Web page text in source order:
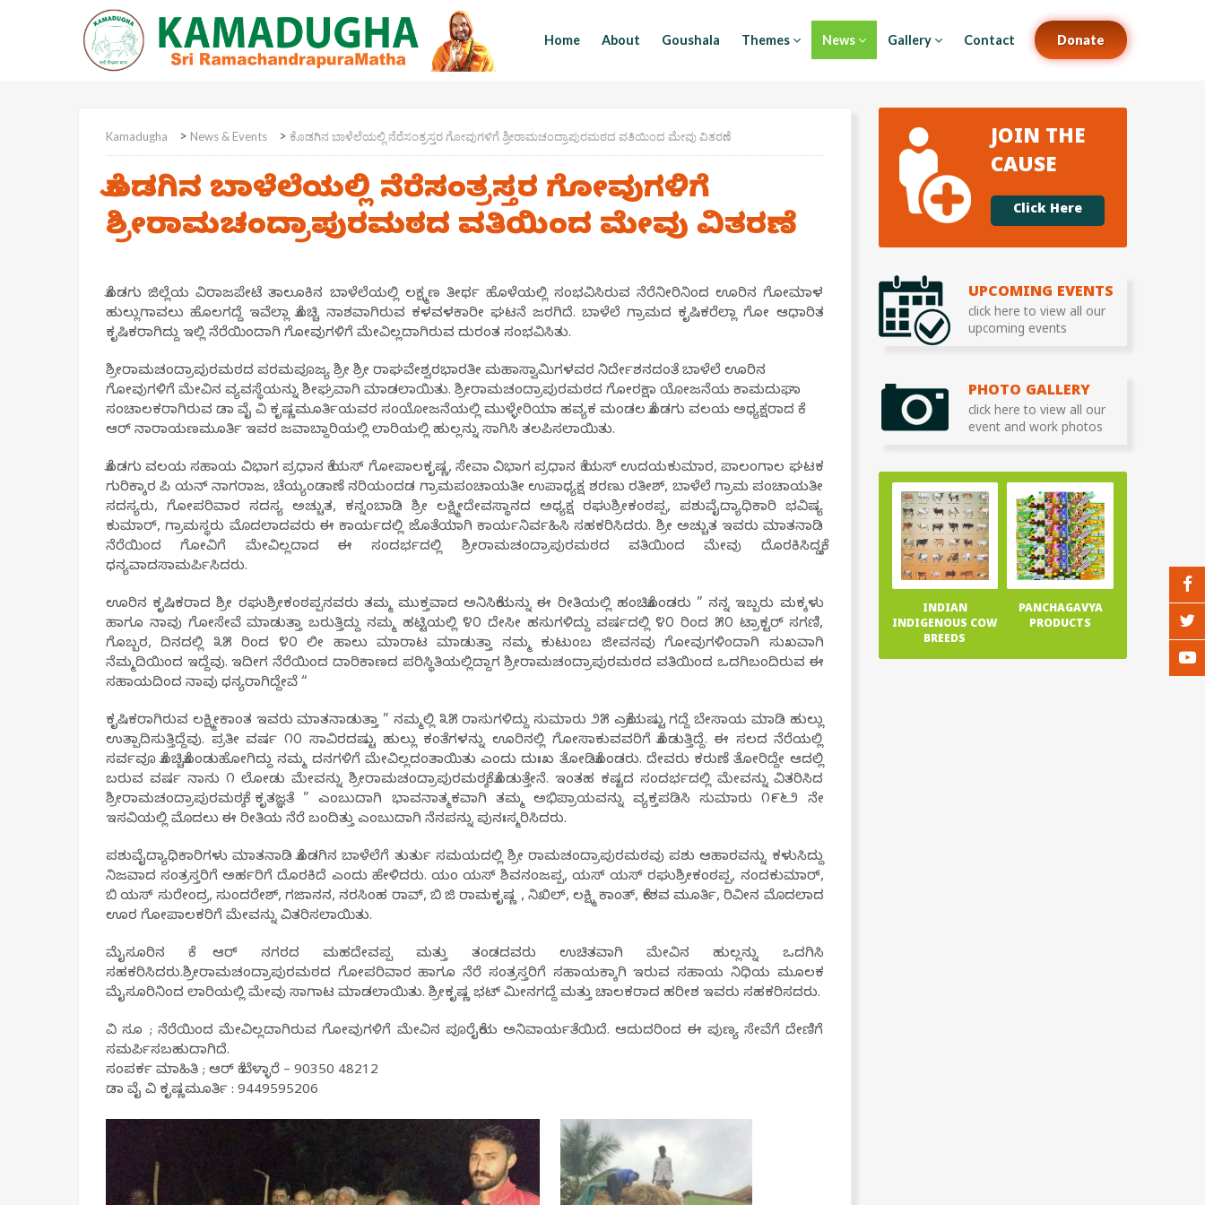
Home About Goushala Themes News Gallery Contact Donate
Kamadugha > News & Events > ಕೊಡಗಿನ ಬಾಳೆಲೆಯಲ್ಲಿ ನೆರೆಸಂತ್ರಸ್ತರ ಗೋವುಗಳಿಗೆ ಶ್ರೀರಾಮಚಂದ್ರಾಪುರಮಠದ ವತಿಯಿಂದ ಮೇವು ವಿತರಣೆ
ಕೊಡಗಿನ ಬಾಳೆಲೆಯಲ್ಲಿ ನೆರೆಸಂತ್ರಸ್ತರ ಗೋವುಗಳಿಗೆ
ಶ್ರೀರಾಮಚಂದ್ರಾಪುರಮಠದ ವತಿಯಿಂದ ಮೇವು ವಿತರಣೆ
ಕೊಡಗು ಜಿಲ್ಲೆಯ ವಿರಾಜಪೇಟೆ ತಾಲೂಕಿನ ಬಾಳೆಲೆಯಲ್ಲಿ ಲಕ್ಷ್ಮಣ ತೀರ್ಥ ಹೊಳೆಯಲ್ಲಿ ಸಂಭವಿಸಿರುವ ನೆರೆನೀರಿನಿಂದ ಊರಿನ ಗೋಮಾಳ
ಹುಲ್ಲುಗಾವಲು ಹೊಲಗದ್ದೆ ಇವೆಲ್ಲಾ ಕೊಚ್ಚಿ ನಾಶವಾಗಿರುವ ಕಳವಳಕಾರೀ ಘಟನೆ ಜರಗಿದೆ. ಬಾಳೆಲೆ ಗ್ರಾಮದ ಕೃಷಿಕರೆಲ್ಲಾ ಗೋ ಆಧಾರಿತ
ಕೃಷಿಕರಾಗಿದ್ದು ಇಲ್ಲಿ ನೆರೆಯಿಂದಾಗಿ ಗೋವುಗಳಿಗೆ ಮೇವಿಲ್ಲದಾಗಿರುವ ದುರಂತ ಸಂಭವಿಸಿತು.
ಶ್ರೀರಾಮಚಂದ್ರಾಪುರಮಠದ ಪರಮಪೂಜ್ಯ ಶ್ರೀ ಶ್ರೀ ರಾಘವೇಶ್ವರಭಾರತೀ ಮಹಾಸ್ವಾಮಿಗಳವರ ನಿರ್ದೇಶನದಂತೆ ಬಾಳೆಲೆ ಊರಿನ
ಗೋವುಗಳಿಗೆ ಮೇವಿನ ವ್ಯವಸ್ಥೆಯನ್ನು ಶೀಘ್ರವಾಗಿ ಮಾಡಲಾಯಿತು. ಶ್ರೀರಾಮಚಂದ್ರಾಪುರಮಠದ ಗೋರಕ್ಷಾ ಯೋಜನೆಯ ಕಾಮದುಘಾ
ಸಂಚಾಲಕರಾಗಿರುವ ಡಾ ವೈ ವಿ ಕೃಷ್ಣಮೂರ್ತಿಯವರ ಸಂಯೋಜನೆಯಲ್ಲಿ ಮುಳ್ಳೇರಿಯಾ ಹವ್ಯಕ ಮಂಡಲ ಕೊಡಗು ವಲಯ ಅಧ್ಯಕ್ಷರಾದ ಕೆ
ಆರ್ ನಾರಾಯಣಮೂರ್ತಿ ಇವರ ಜವಾಬ್ದಾರಿಯಲ್ಲಿ ಲಾರಿಯಲ್ಲಿ ಹುಲ್ಲನ್ನು ಸಾಗಿಸಿ ತಲಪಿಸಲಾಯಿತು.
ಕೊಡಗು ವಲಯ ಸಹಾಯ ವಿಭಾಗ ಪ್ರಧಾನ ಕೆ ಯಸ್ ಗೋಪಾಲಕೃಷ್ಣ, ಸೇವಾ ವಿಭಾಗ ಪ್ರಧಾನ ಕೆ ಯಸ್ ಉದಯಕುಮಾರ, ಪಾಲಂಗಾಲ ಘಟಕ
ಗುರಿಕ್ಕಾರ ಪಿ ಯನ್ ನಾಗರಾಜ, ಚೆಯ್ಯಂಡಾಣೆ ನರಿಯಂದಡ ಗ್ರಾಮಪಂಚಾಯತೀ ಉಪಾಧ್ಯಕ್ಷ ಶರಣು ರತೀಶ್, ಬಾಳೆಲೆ ಗ್ರಾಮ ಪಂಚಾಯತೀ
ಸದಸ್ಯರು, ಗೋಪರಿವಾರ ಸದಸ್ಯ ಅಚ್ಚುತ, ಕನ್ನಂಬಾಡಿ ಶ್ರೀ ಲಕ್ಷ್ಮೀದೇವಸ್ಥಾನದ ಅಧ್ಯಕ್ಷ ರಘುಶ್ರೀಕಂಠಪ್ಪ, ಪಶುವೈದ್ಯಾಧಿಕಾರಿ ಭವಿಷ್ಯ
ಕುಮಾರ್, ಗ್ರಾಮಸ್ಥರು ಮೊದಲಾದವರು ಈ ಕಾರ್ಯದಲ್ಲಿ ಜೊತೆಯಾಗಿ ಕಾರ್ಯನಿರ್ವಹಿಸಿ ಸಹಕರಿಸಿದರು. ಶ್ರೀ ಅಚ್ಚುತ ಇವರು ಮಾತನಾಡಿ
ನೆರೆಯಿಂದ ಗೋವಿಗೆ ಮೇವಿಲ್ಲದಾದ ಈ ಸಂದರ್ಭದಲ್ಲಿ ಶ್ರೀರಾಮಚಂದ್ರಾಪುರಮಠದ ವತಿಯಿಂದ ಮೇವು ದೊರಕಿಸಿದ್ದಕ್ಕೆ
ಧನ್ಯವಾದಸಾಮರ್ಪಿಸಿದರು.
ಊರಿನ ಕೃಷಿಕರಾದ ಶ್ರೀ ರಘುಶ್ರೀಕಂಠಪ್ಪನವರು ತಮ್ಮ ಮುಕ್ತವಾದ ಅನಿಸಿಕೆಯನ್ನು ಈ ರೀತಿಯಲ್ಲಿ ಹಂಚಿಕೊಂಡರು ” ನನ್ನ ಇಬ್ಬರು ಮಕ್ಕಳು
ಹಾಗೂ ನಾವು ಗೋಸೇವೆ ಮಾಡುತ್ತಾ ಬರುತ್ತಿದ್ದು ನಮ್ಮ ಹಟ್ಟಿಯಲ್ಲಿ ೪೦ ದೇಸೀ ಹಸುಗಳಿದ್ದು ವರ್ಷದಲ್ಲಿ ೪೦ ರಿಂದ ೫೦ ಟ್ರಾಕ್ಟರ್ ಸಗಣಿ,
ಗೊಬ್ಬರ, ದಿನದಲ್ಲಿ ೩೫ ರಿಂದ ೪೦ ಲೀ ಹಾಲು ಮಾರಾಟ ಮಾಡುತ್ತಾ ನಮ್ಮ ಕುಟುಂಬ ಜೀವನವು ಗೋವುಗಳಿಂದಾಗಿ ಸುಖವಾಗಿ
ನೆಮ್ಮದಿಯಿಂದ ಇದ್ದೆವು. ಇದೀಗ ನೆರೆಯಿಂದ ದಾರಿಕಾಣದ ಪರಿಸ್ಥಿತಿಯಲ್ಲಿದ್ದಾಗ ಶ್ರೀರಾಮಚಂದ್ರಾಪುರಮಠದ ವತಿಯಿಂದ ಒದಗಿಬಂದಿರುವ ಈ
ಸಹಾಯದಿಂದ ನಾವು ಧನ್ಯರಾಗಿದ್ದೇವೆ “
ಕೃಷಿಕರಾಗಿರುವ ಲಕ್ಷ್ಮೀಕಾಂತ ಇವರು ಮಾತನಾಡುತ್ತಾ ” ನಮ್ಮಲ್ಲಿ ೩೫ ರಾಸುಗಳಿದ್ದು ಸುಮಾರು ೨೫ ಎಕ್ರೆಯಷ್ಟು ಗದ್ದೆ ಬೇಸಾಯ ಮಾಡಿ ಹುಲ್ಲು
ಉತ್ಪಾದಿಸುತ್ತಿದ್ದೆವು. ಪ್ರತೀ ವರ್ಷ ೧೦ ಸಾವಿರದಷ್ಟು ಹುಲ್ಲು ಕಂತೆಗಳನ್ನು ಊರಿನಲ್ಲಿ ಗೋಸಾಕುವವರಿಗೆ ಕೊಡುತ್ತಿದ್ದೆ. ಈ ಸಲದ ನೆರೆಯಲ್ಲಿ
ಸರ್ವವೂ ಕೊಚ್ಚಿಕೊಂಡುಹೋಗಿದ್ದು ನಮ್ಮ ದನಗಳಿಗೆ ಮೇವಿಲ್ಲದಂತಾಯಿತು ಎಂದು ದುಃಖ ತೋಡಿಕೊಂಡರು. ದೇವರು ಕರುಣೆ ತೋರಿದ್ದೇ ಆದಲ್ಲಿ
ಬರುವ ವರ್ಷ ನಾನು ೧ ಲೋಡು ಮೇವನ್ನು ಶ್ರೀರಾಮಚಂದ್ರಾಪುರಮಠಕ್ಕೆ ಕೊಡುತ್ತೇನೆ. ಇಂತಹ ಕಷ್ಟದ ಸಂದರ್ಭದಲ್ಲಿ ಮೇವನ್ನು ವಿತರಿಸಿದ
ಶ್ರೀರಾಮಚಂದ್ರಾಪುರಮಠಕ್ಕೆ ಕೃತಜ್ಞತೆ ” ಎಂಬುದಾಗಿ ಭಾವನಾತ್ಮಕವಾಗಿ ತಮ್ಮ ಅಭಿಪ್ರಾಯವನ್ನು ವ್ಯಕ್ತಪಡಿಸಿ ಸುಮಾರು ೧೯೬೨ ನೇ
ಇಸವಿಯಲ್ಲಿ ಮೊದಲು ಈ ರೀತಿಯ ನೆರೆ ಬಂದಿತ್ತು ಎಂಬುದಾಗಿ ನೆನಪನ್ನು ಪುನಃಸ್ಮರಿಸಿದರು.
ಪಶುವೈದ್ಯಾಧಿಕಾರಿಗಳು ಮಾತನಾಡಿ ಕೊಡಗಿನ ಬಾಳೆಲೆಗೆ ತುರ್ತು ಸಮಯದಲ್ಲಿ ಶ್ರೀ ರಾಮಚಂದ್ರಾಪುರಮಠವು ಪಶು ಆಹಾರವನ್ನು ಕಳುಸಿದ್ದು
ನಿಜವಾದ ಸಂತ್ರಸ್ತರಿಗೆ ಅರ್ಹರಿಗೆ ದೊರಕಿದೆ ಎಂದು ಹೇಳಿದರು. ಯಂ ಯಸ್ ಶಿವನಂಜಪ್ಪ, ಯಸ್ ಯಸ್ ರಘುಶ್ರೀಕಂಠಪ್ಪ, ನಂದಕುಮಾರ್,
ಬಿ ಯಸ್ ಸುರೇಂದ್ರ, ಸುಂದರೇಶ್, ಗಜಾನನ, ನರಸಿಂಹ ರಾವ್, ಬಿ ಜಿ ರಾಮಕೃಷ್ಣ , ನಿಖಿಲ್, ಲಕ್ಷ್ಮಿ ಕಾಂತ್, ಕೇಶವ ಮೂರ್ತಿ, ರಿವೀನ ಮೊದಲಾದ
ಊರ ಗೋಪಾಲಕರಿಗೆ ಮೇವನ್ನು ವಿತರಿಸಲಾಯಿತು.
ಮೈಸೂರಿನ ಕೆ ಆರ್ ನಗರದ ಮಹದೇವಪ್ಪ ಮತ್ತು ತಂಡದವರು ಉಚಿತವಾಗಿ ಮೇವಿನ ಹುಲ್ಲನ್ನು ಒದಗಿಸಿ
ಸಹಕರಿಸಿದರು.ಶ್ರೀರಾಮಚಂದ್ರಾಪುರಮಠದ ಗೋಪರಿವಾರ ಹಾಗೂ ನೆರೆ ಸಂತ್ರಸ್ತರಿಗೆ ಸಹಾಯಕ್ಕಾಗಿ ಇರುವ ಸಹಾಯ ನಿಧಿಯ ಮೂಲಕ‌
ಮೈಸೂರಿನಿಂದ ಲಾರಿಯಲ್ಲಿ ಮೇವು ಸಾಗಾಟ ಮಾಡಲಾಯಿತು. ಶ್ರೀಕೃಷ್ಣ ಭಟ್ ಮೀನಗದ್ದೆ ಮತ್ತು ಚಾಲಕರಾದ ಹರೀಶ ಇವರು ಸಹಕರಿಸದರು.
ವಿ ಸೂ ; ನೆರೆಯಿಂದ ಮೇವಿಲ್ಲದಾಗಿರುವ ಗೋವುಗಳಿಗೆ ಮೇವಿನ ಪೂರೈಕೆಯ ಅನಿವಾರ್ಯತೆಯಿದೆ. ಆದುದರಿಂದ ಈ ಪುಣ್ಯ ಸೇವೆಗೆ ದೇಣಿಗೆ
ಸಮರ್ಪಿಸಬಹುದಾಗಿದೆ.
ಸಂಪರ್ಕ ಮಾಹಿತಿ ; ಆರ್ ಕೆ ಬೆಳ್ಳಾರೆ – 90350 48212
ಡಾ ವೈ ವಿ ಕೃಷ್ಣಮೂರ್ತಿ : 9449595206
JOIN THE
CAUSE
Click Here
UPCOMING EVENTS
click here to view all our
upcoming events
PHOTO GALLERY
click here to view all our
event and work photos
INDIAN
INDIGENOUS COW
BREEDS
PANCHAGAVYA
PRODUCTS